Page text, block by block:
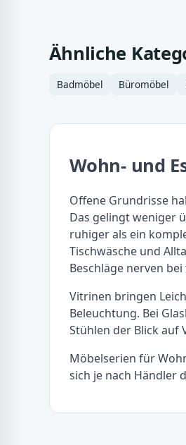
Ähnliche
Badmöbel Büromöbel
Wohn- und
Offene Grundrisse
Das gelingt weniger
ruhiger als ein
Tischwäsche und
Beschläge nerven
Vitrinen bringen
Beleuchtung. Bei
Stühlen der Blick auf
Möbelserien für
sich je nach Händler